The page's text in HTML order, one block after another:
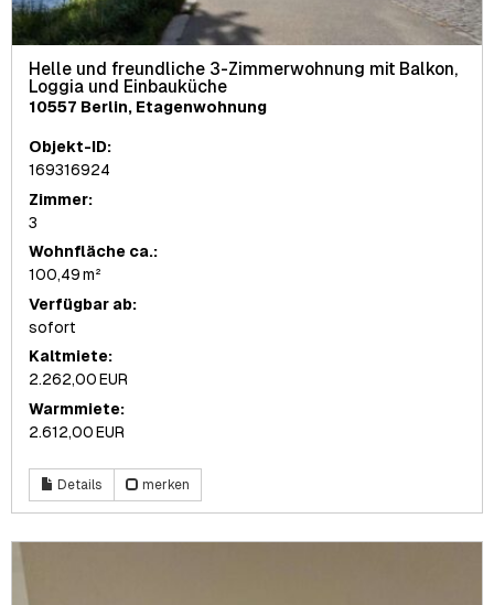
Helle und freundliche 3-Zimmerwohnung mit Balkon,
Loggia und Einbauküche
10557 Berlin, Etagenwohnung
Objekt-ID:
169316924
Zimmer:
3
Wohnfläche ca.:
100,49 m²
Verfügbar ab:
sofort
Kaltmiete:
2.262,00 EUR
Warmmiete:
2.612,00 EUR
Details merken